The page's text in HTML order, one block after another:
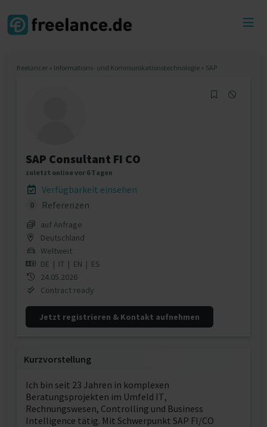
freelancer » Informations- und Kommunikationstechnologie » SAP
SAP Consultant FI CO
zuletzt online vor 6 Tagen
Verfügbarkeit einsehen
0 Referenzen
auf Anfrage
Deutschland
Weltweit
DE | IT| EN | ES
24.05.2026
Contract ready
Jetzt registrieren & Kontakt aufnehmen
Kurzvorstellung
Ich bin seit 23 Jahren in komplexen
Beratungsprojekten im Umfeld IT,
Rechnungswesen, Controlling und Business
Intelligence tätig. Mit Schwerpunkt SAP FI/CO